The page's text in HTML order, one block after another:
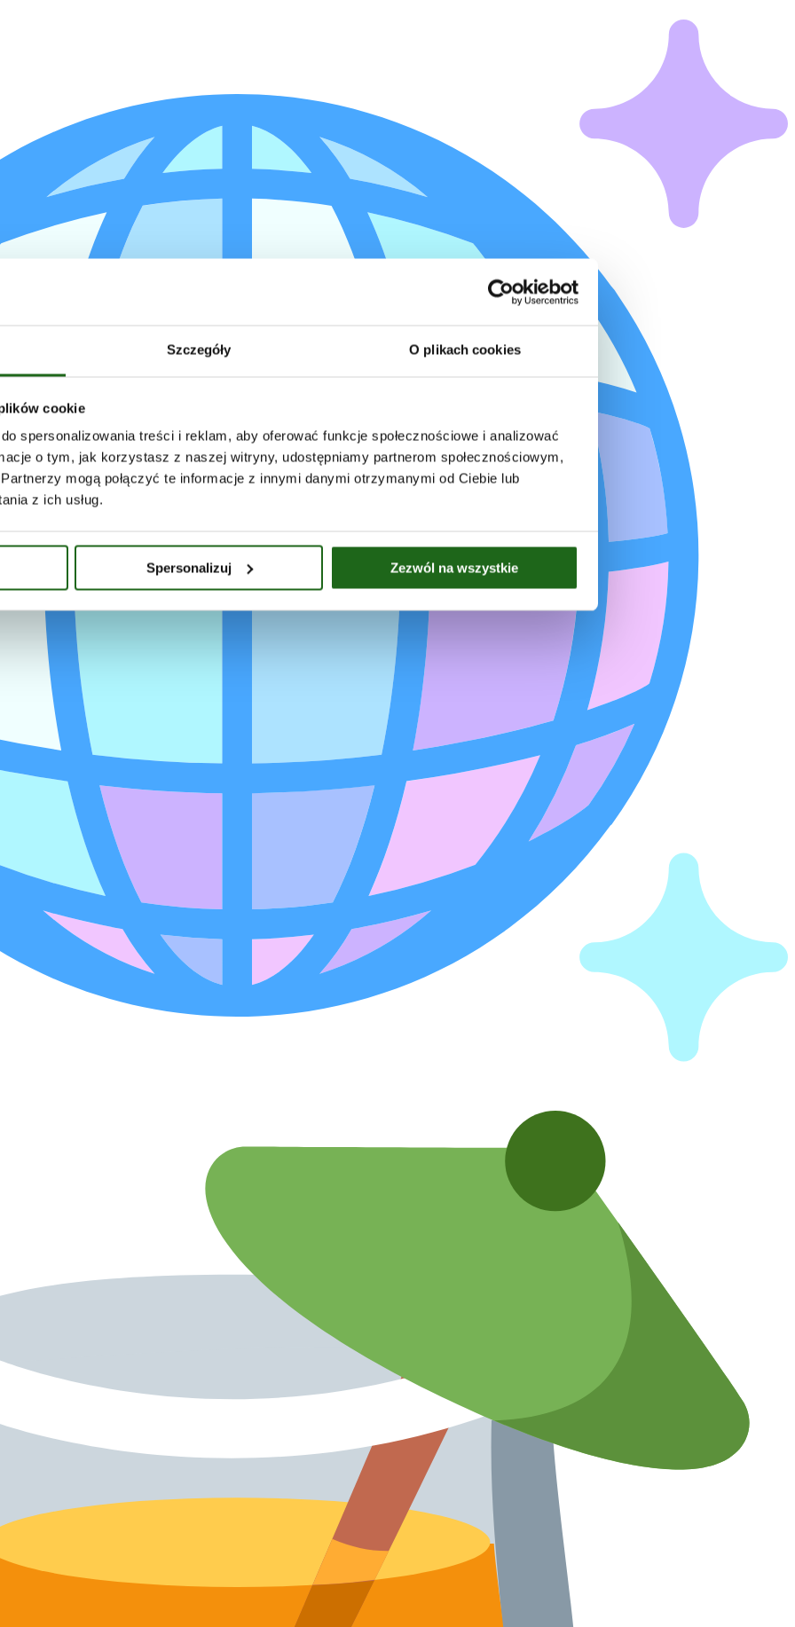
Szczegóły O plikach cookies
cookie
spersonalizowania treści i reklam, aby oferować funkcje społecznościowe i analizować
o tym, jak korzystasz z naszej witryny, udostępniamy partnerom społecznościowym,
mogą połączyć te informacje z innymi danymi otrzymanymi od Ciebie lub
z ich usług.
Spersonalizuj Zezwól na wszystkie